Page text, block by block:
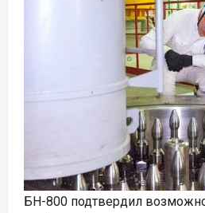
БН-800 подтвердил